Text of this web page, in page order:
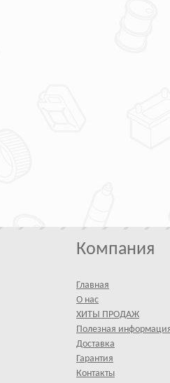
Компания
Главная
О нас
ХИТЫ ПРОДАЖ
Полезная
Доставка
Гарантия
Контакты